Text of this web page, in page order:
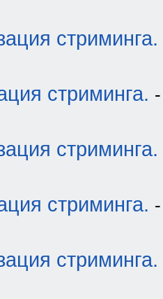
стриминга.
стриминга.
стриминга.
стриминга.
стриминга.